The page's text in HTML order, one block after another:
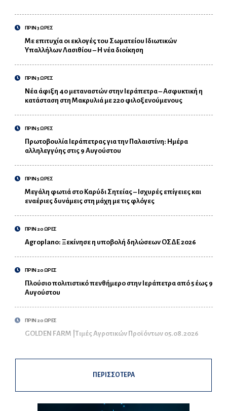
ΠΡΙΝ 3 ΩΡΕΣ
Με επιτυχία οι εκλογές του Σωματείου Ιδιωτικών
Υπαλλήλων Λασιθίου – Η νέα διοίκηση
ΠΡΙΝ 3 ΩΡΕΣ
Νέα άφιξη 40 μεταναστών στην Ιεράπετρα – Ασφυκτική η
κατάσταση στη Μακρυλιά με 220 φιλοξενούμενους
ΠΡΙΝ 5 ΩΡΕΣ
Πρωτοβουλία Ιεράπετρας για την Παλαιστίνη: Ημέρα
αλληλεγγύης στις 9 Αυγούστου
ΠΡΙΝ 5 ΩΡΕΣ
Μεγάλη φωτιά στο Καρύδι Σητείας – Ισχυρές επίγειες και
εναέριες δυνάμεις στη μάχη με τις φλόγες
ΠΡΙΝ 20 ΩΡΕΣ
Agroplano: Ξεκίνησε η υποβολή δηλώσεων ΟΣΔΕ 2026
ΠΡΙΝ 20 ΩΡΕΣ
Πλούσιο πολιτιστικό πενθήμερο στην Ιεράπετρα από 5 έως 9
Αυγούστου
ΠΡΙΝ 20 ΩΡΕΣ
GOLDEN FARM |Τιμές Αγροτικών Προϊόντων 05.08.2026
ΠΕΡΙΣΣΟΤΕΡΑ